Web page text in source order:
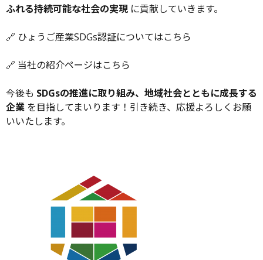
ふれる持続可能な社会の実現 に貢献していきます。
🔗 ひょうご産業SDGs認証についてはこちら
🔗 当社の紹介ページはこちら
今後も SDGsの推進に取り組み、地域社会とともに成長する
企業 を目指してまいります！引き続き、応援よろしくお願
いいたします。